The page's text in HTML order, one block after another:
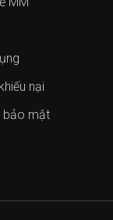
nại
bảo mật